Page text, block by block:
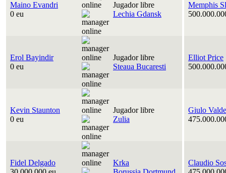
Maino Evandri
0 eu
Jugador libre
Lechia Gdansk
Memphis
Erol Bayindir
0 eu
Jugador libre
Steaua Bucaresti
Elliot Price
Kevin Staunton
0 eu
Jugador libre
Zulia
Giulo
Fidel Delgado
Krka
Claudio